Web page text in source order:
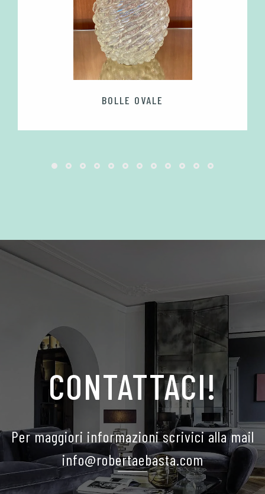
BOLLE OVALE
CONTATTACI!
Per maggiori informazioni scrivici alla mail
info@robertaebasta.com